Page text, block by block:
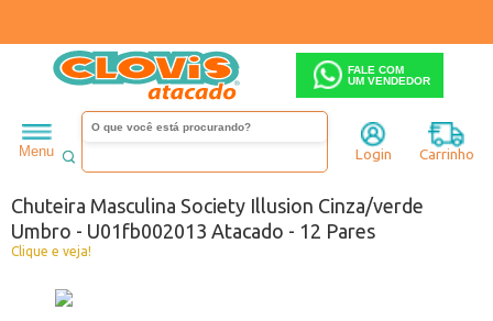
FALE COM
UM VENDEDOR
Menu Login Carrinho
Masculino Chuteira
Chuteira Masculina Society Illusion Cinza/verde
Umbro - U01fb002013 Atacado - 12 Pares
Clique e veja!